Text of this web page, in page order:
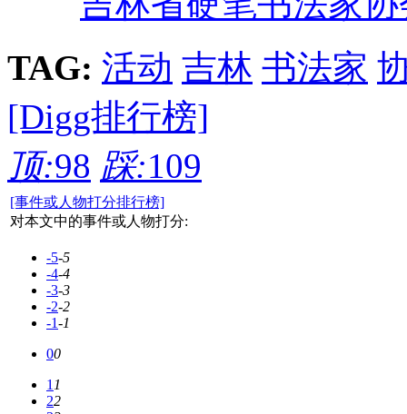
TAG: 活动 吉林 书法家
[Digg排行榜]
顶:98 踩:109
[事件或人物打分排行榜]
对本文中的事件或人物打分:
-5-5
-4-4
-3-3
-2-2
-1-1
00
11
22